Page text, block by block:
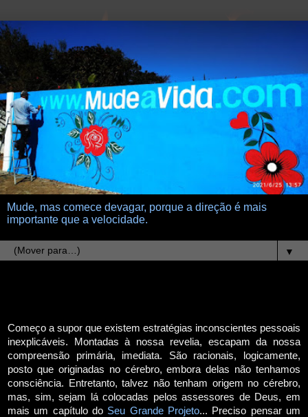
Mude, mas comece devagar, porque a direção é mais
importante que a velocidade.
▼
Começo a supor que existem estratégias inconscientes pessoais
inexplicáveis. Montadas à nossa revelia, escapam da nossa
compreensão primária, imediata. São racionais, logicamente,
posto que originadas no cérebro, embora delas não tenhamos
consciência. Entretanto, talvez não tenham origem no cérebro,
mas, sim, sejam lá colocadas pelos assessores de Deus, em
mais um capítulo do Seu Grande Projeto... Preciso pensar um